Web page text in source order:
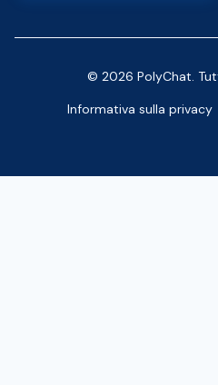
© 2026 PolyChat.
Informativa sulla privacy